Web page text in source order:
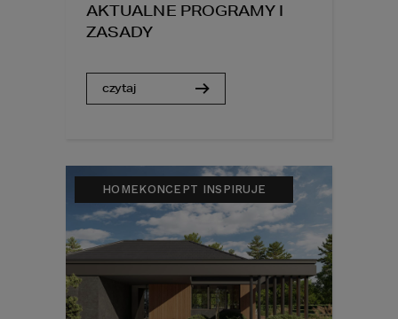
AKTUALNE PROGRAMY I
ZASADY
czytaj
HOMEKONCEPT INSPIRUJE